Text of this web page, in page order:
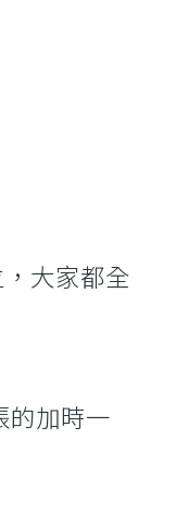
大家都全
的加時一